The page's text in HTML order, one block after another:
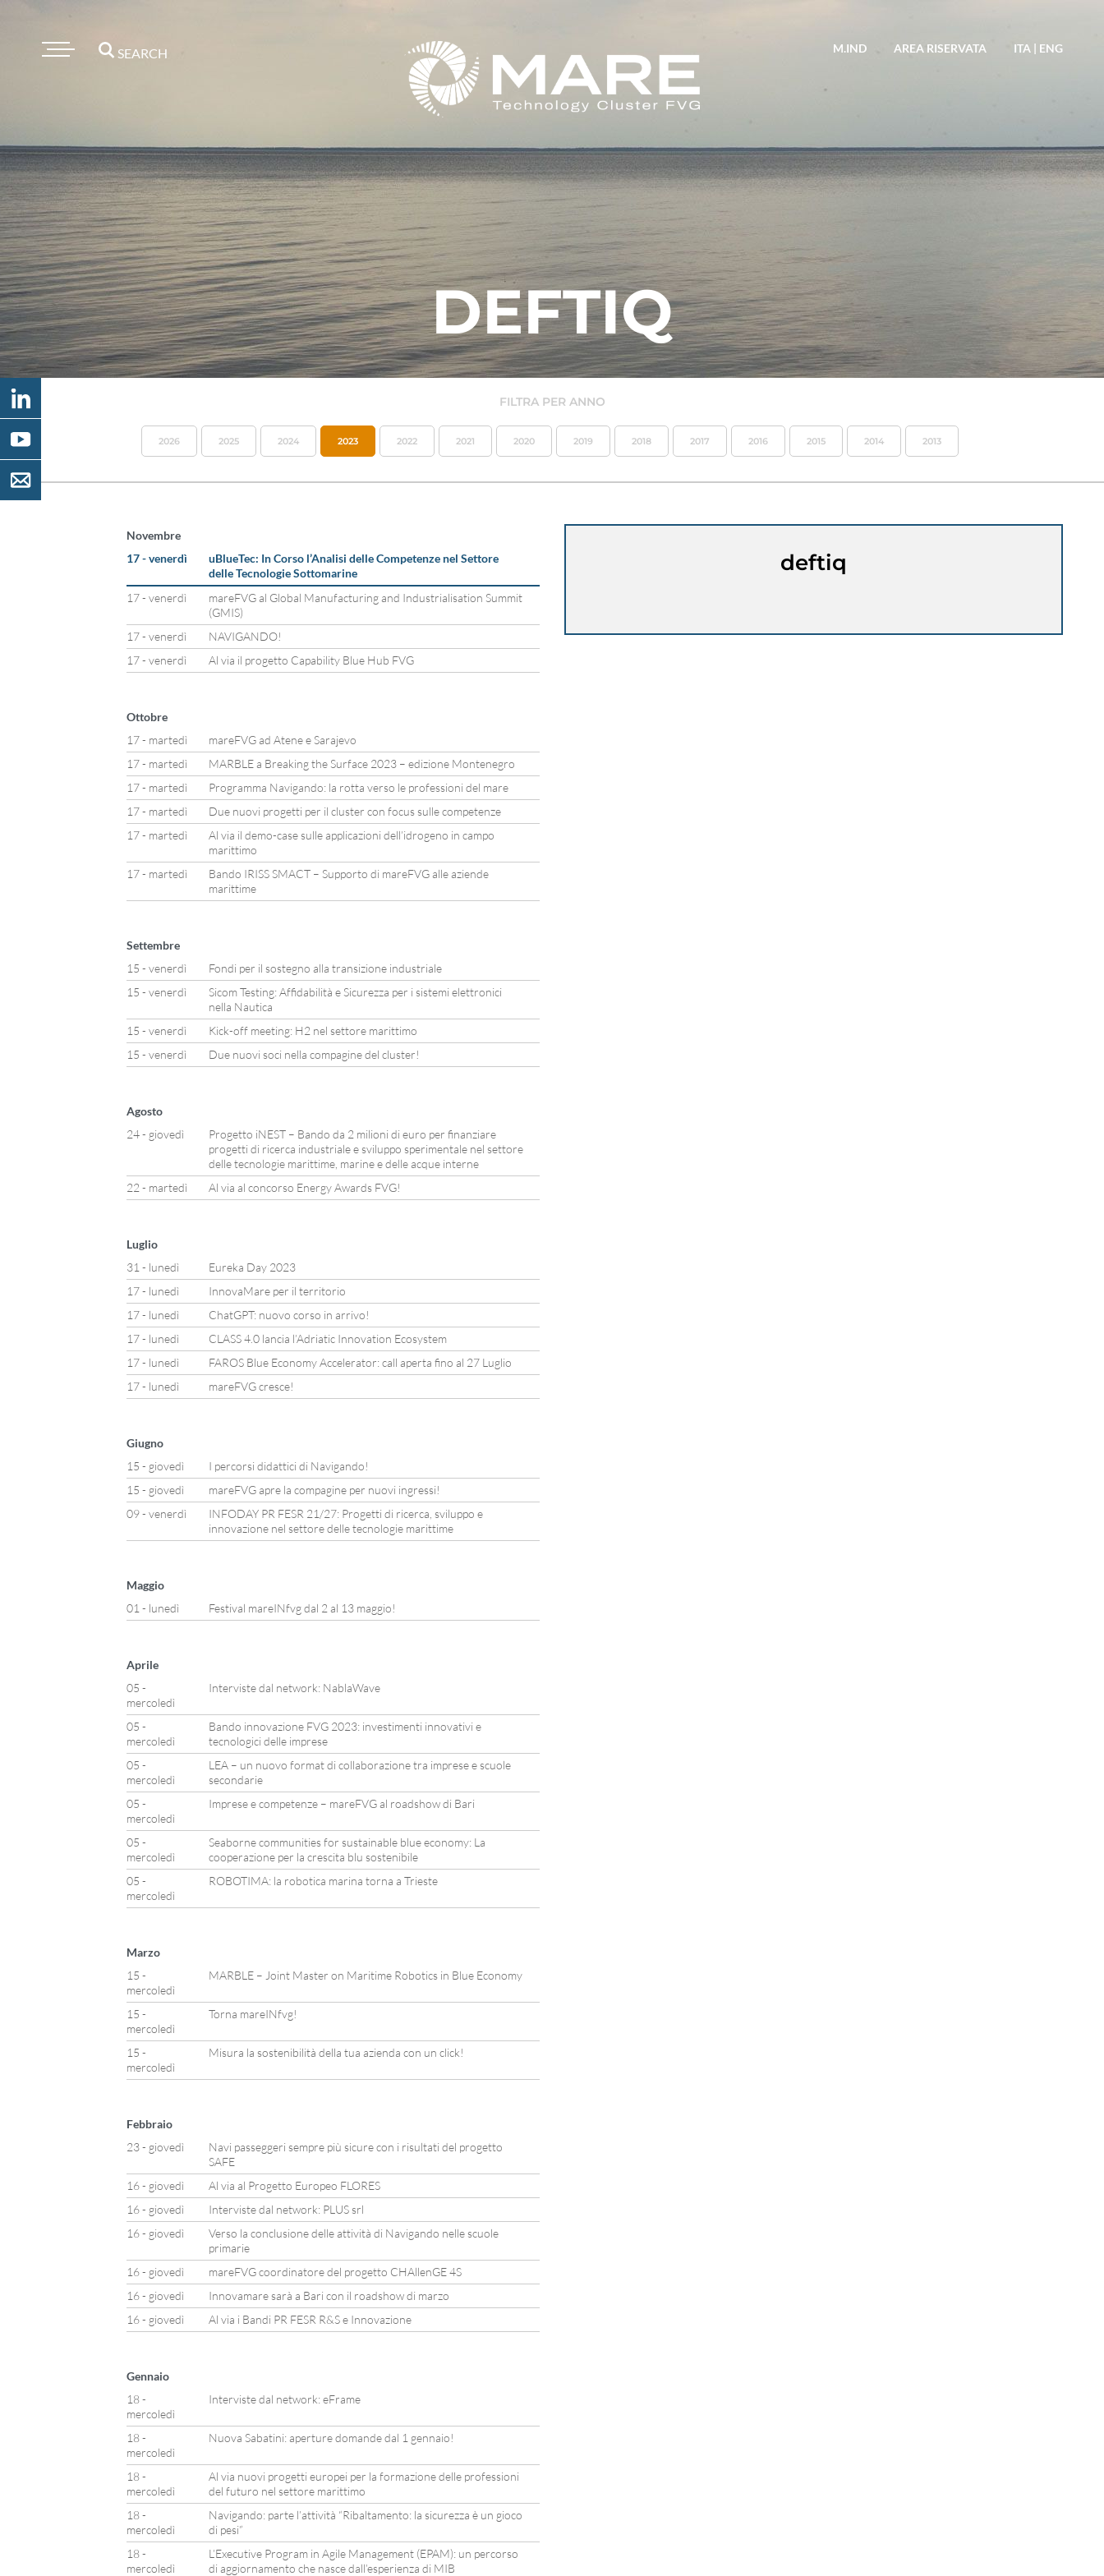
SEARCH M.IND AREA RISERVATA ITA | ENG
DEFTIQ
FILTRA PER ANNO
2026 2025 2024 2023 2022 2021 2020 2019 2018 2017 2016 2015 2014 2013
Novembre
17 - venerdì
uBlueTec: In Corso l’Analisi delle Competenze nel Settore
delle Tecnologie Sottomarine
17 - venerdì
mareFVG al Global Manufacturing and Industrialisation Summit
(GMIS)
17 - venerdì
NAVIGANDO!
17 - venerdì
Al via il progetto Capability Blue Hub FVG
Ottobre
17 - martedì
mareFVG ad Atene e Sarajevo
17 - martedì
MARBLE a Breaking the Surface 2023 – edizione Montenegro
17 - martedì
Programma Navigando: la rotta verso le professioni del mare
17 - martedì
Due nuovi progetti per il cluster con focus sulle competenze
17 - martedì
Al via il demo-case sulle applicazioni dell’idrogeno in campo
marittimo
17 - martedì
Bando IRISS SMACT – Supporto di mareFVG alle aziende
marittime
Settembre
15 - venerdì
Fondi per il sostegno alla transizione industriale
15 - venerdì
Sicom Testing: Affidabilità e Sicurezza per i sistemi elettronici
nella Nautica
15 - venerdì
Kick-off meeting: H2 nel settore marittimo
15 - venerdì
Due nuovi soci nella compagine del cluster!
Agosto
24 - giovedì
Progetto iNEST – Bando da 2 milioni di euro per finanziare
progetti di ricerca industriale e sviluppo sperimentale nel settore
delle tecnologie marittime, marine e delle acque interne
22 - martedì
Al via al concorso Energy Awards FVG!
Luglio
31 - lunedì
Eureka Day 2023
17 - lunedì
InnovaMare per il territorio
17 - lunedì
ChatGPT: nuovo corso in arrivo!
17 - lunedì
CLASS 4.0 lancia l’Adriatic Innovation Ecosystem
17 - lunedì
FAROS Blue Economy Accelerator: call aperta fino al 27 Luglio
17 - lunedì
mareFVG cresce!
Giugno
15 - giovedì
I percorsi didattici di Navigando!
15 - giovedì
mareFVG apre la compagine per nuovi ingressi!
09 - venerdì
INFODAY PR FESR 21/27: Progetti di ricerca, sviluppo e
innovazione nel settore delle tecnologie marittime
Maggio
01 - lunedì
Festival mareINfvg dal 2 al 13 maggio!
Aprile
05 -
mercoledì
Interviste dal network: NablaWave
05 -
mercoledì
Bando innovazione FVG 2023: investimenti innovativi e
tecnologici delle imprese
05 -
mercoledì
LEA – un nuovo format di collaborazione tra imprese e scuole
secondarie
05 -
mercoledì
Imprese e competenze – mareFVG al roadshow di Bari
05 -
mercoledì
Seaborne communities for sustainable blue economy: La
cooperazione per la crescita blu sostenibile
05 -
mercoledì
ROBOTIMA: la robotica marina torna a Trieste
Marzo
15 -
mercoledì
MARBLE – Joint Master on Maritime Robotics in Blue Economy
15 -
mercoledì
Torna mareINfvg!
15 -
mercoledì
Misura la sostenibilità della tua azienda con un click!
Febbraio
23 - giovedì
Navi passeggeri sempre più sicure con i risultati del progetto
SAFE
16 - giovedì
Al via al Progetto Europeo FLORES
16 - giovedì
Interviste dal network: PLUS srl
16 - giovedì
Verso la conclusione delle attività di Navigando nelle scuole
primarie
16 - giovedì
mareFVG coordinatore del progetto CHAllenGE 4S
16 - giovedì
Innovamare sarà a Bari con il roadshow di marzo
16 - giovedì
Al via i Bandi PR FESR R&S e Innovazione
Gennaio
18 -
mercoledì
Interviste dal network: eFrame
18 -
mercoledì
Nuova Sabatini: aperture domande dal 1 gennaio!
18 -
mercoledì
Al via nuovi progetti europei per la formazione delle professioni
del futuro nel settore marittimo
18 -
mercoledì
Navigando: parte l’attività “Ribaltamento: la sicurezza è un gioco
di pesi”
18 -
mercoledì
L’Executive Program in Agile Management (EPAM): un percorso
di aggiornamento che nasce dall’esperienza di MIB
deftiq